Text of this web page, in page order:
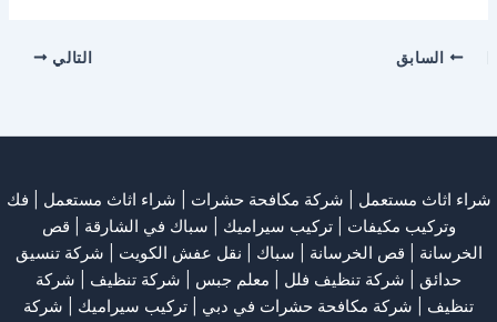
السابق التالي
شراء اثاث مستعمل شركة مكافحة حشرات شراء اثاث مستعمل
فك
وتركيب مكيفات | تركيب سيراميك | سباك في الشارقة
قص
الخرسانة | قص الخرسانة | سباك نقل عفش الكويت
شركة تنسيق
حدائق
شركة تنظيف فلل معلم جبس شركة تنظيف
شركة
تنظيف
شركة مكافحة حشرات في دبي تركيب سيراميك
شركة